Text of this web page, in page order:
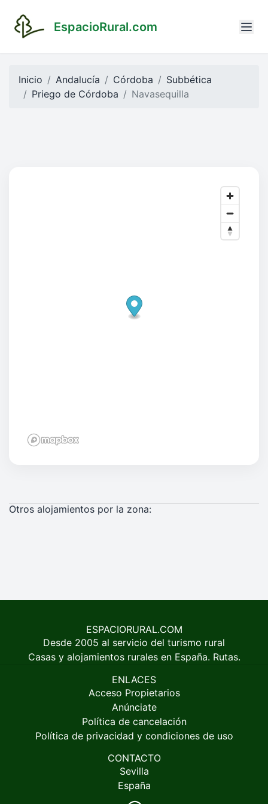
EspacioRural.com
Inicio Andalucía Córdoba
Subbética
Priego de Córdoba
Navasequilla
Otros alojamientos por la zona:
ESPACIORURAL.COM
Desde 2005 al servicio del turismo rural
Casas y alojamientos rurales en España. Rutas.
ENLACES
Acceso Propietarios
Anúnciate
Política de cancelación
Política de privacidad y condiciones de uso
CONTACTO
Sevilla
España